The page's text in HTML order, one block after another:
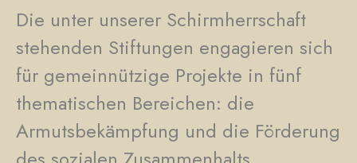
Die unter unserer Schirmherrschaft
stehenden Stiftungen engagieren sich
für gemeinnützige Projekte in fünf
thematischen Bereichen: die
Armutsbekämpfung und die Förderung